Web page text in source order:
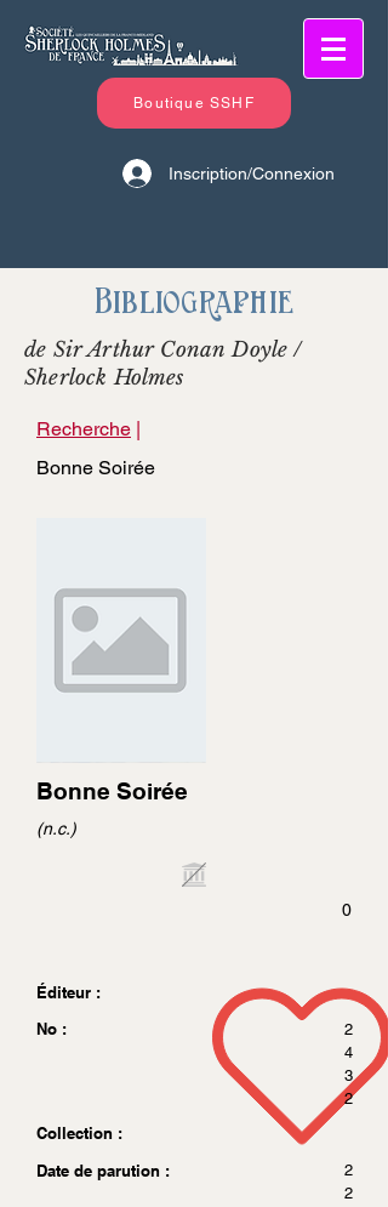
Boutique SSHF
Inscription/Connexion
Bibliographie
de Sir Arthur Conan Doyle /
Sherlock Holmes
Recherche |
Bonne Soirée
Bonne Soirée
(n.c.)
0
Éditeur :
No :
2
4
3
2
Collection :
Date de parution :
2
2